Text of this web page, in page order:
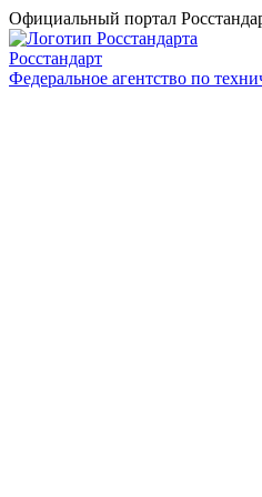
Официальный портал
Росстандарт
Федеральное агентство по